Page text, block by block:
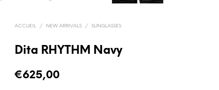
ACCUEIL / NEW ARRIVALS / SUNGLASSES
Dita RHYTHM Navy
€625,00